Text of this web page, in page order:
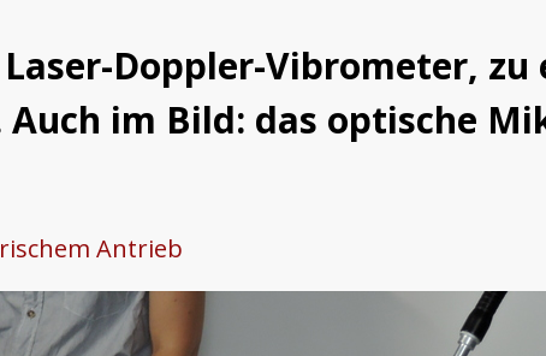
Doppler-Vibrometer,
im Bild: das optische
Antrieb